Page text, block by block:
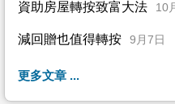
資助房屋轉按致富大法 10
減回贈也值得轉按 9月7日
更多文章 ...